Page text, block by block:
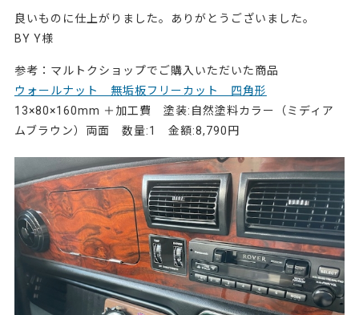
良いものに仕上がりました。ありがとうございました。
BY Y様
参考：マルトクショップでご購入いただいた商品
ウォールナット 無垢板フリーカット 四角形
13×80×160mm ＋加工費 塗装:自然塗料カラー（ミディア
ムブラウン）両面 数量:1 金額:8,790円